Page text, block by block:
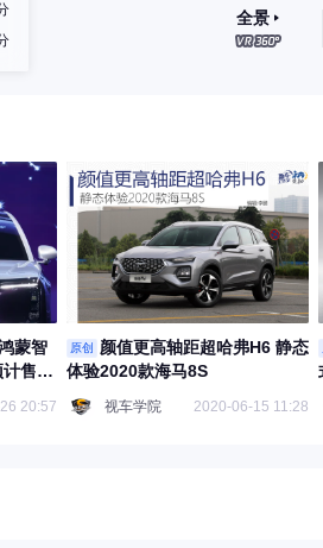
全景
蒙智
售价
20:57
原创
颜值更高轴距超哈弗H6 静态
体验2020款海马8S
视车学院 2020-06-15 11:28